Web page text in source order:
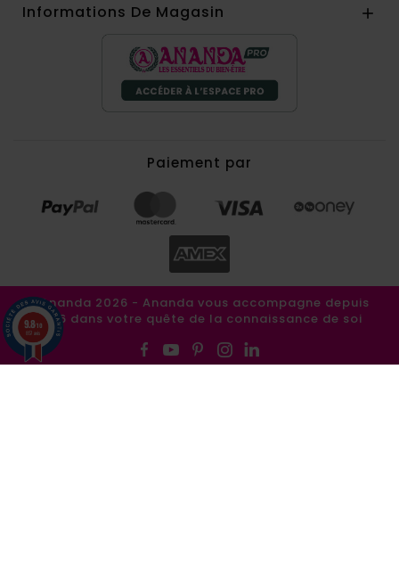
Informations De Magasin 
Paiement par
©Ananda 2026 - Ananda vous accompagne depuis
1986 dans votre quête de la connaissance de soi
9.8/10
857 avis